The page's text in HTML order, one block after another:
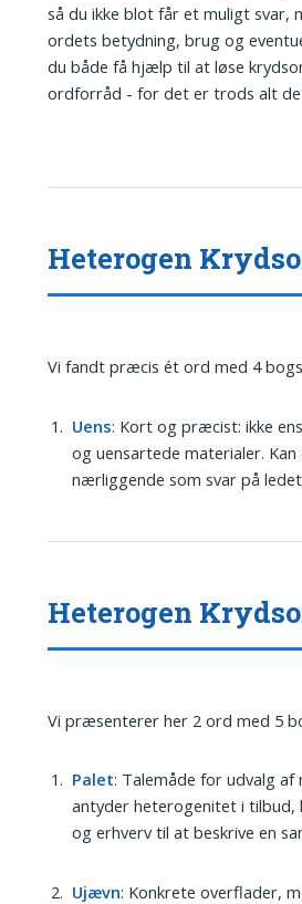
så du ikke blot får et muligt svar,
ordets betydning, brug og
du både få hjælp til at løse
ordforråd - for det er trods alt
Heterogen
Vi fandt præcis ét ord med 4
Uens: Kort og præcist: ikke
og uensartede materialer.
nærliggende som svar på
Heterogen
Vi præsenterer her 2 ord med 5
Palet: Talemåde for udvalg
antyder heterogenitet i tilbud,
og erhverv til at beskrive en
Ujævn: Konkrete overflader,